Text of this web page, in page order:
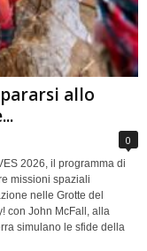
allo
0
2026, il programma di
missioni spaziali
nelle Grotte del
con John McFall, alla
simulano le sfide della